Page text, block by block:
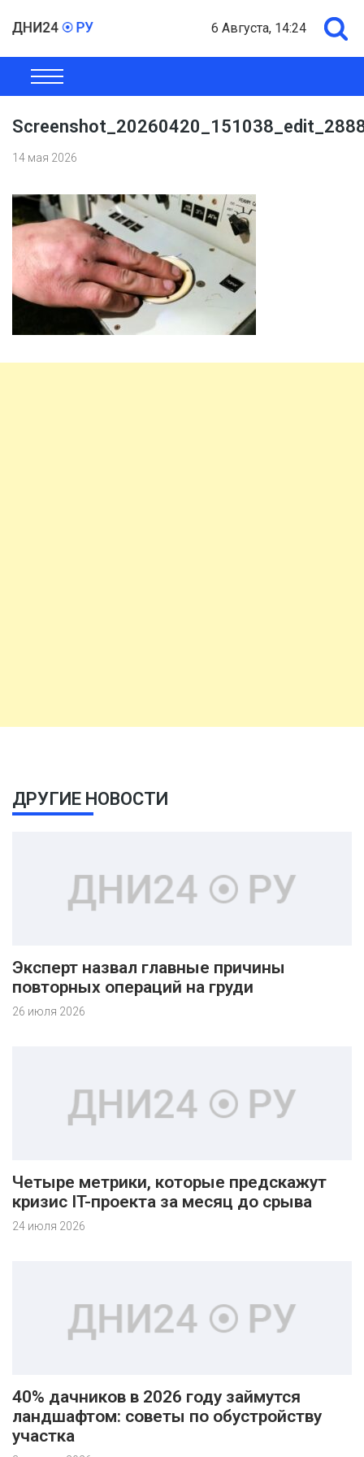
6 Августа, 14:24
ОБЩЕСТВО
14 мая 2026
ДРУГИЕ НОВОСТИ
Эксперт назвал главные причины
повторных операций на груди
26 июля 2026
Четыре метрики, которые предскажут
кризис IT-проекта за месяц до срыва
24 июля 2026
40% дачников в 2026 году займутся
ландшафтом: советы по обустройству
участка